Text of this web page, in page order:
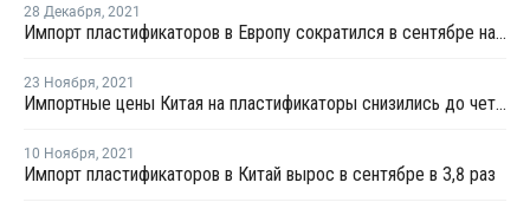
28 Декабря, 2021
Импорт пластификаторов в Европу сократился в сентябре на 33,1% – Евростат
23 Ноября, 2021
Импортные цены Китая на пластификаторы снизились до четырехмесячного минимума
10 Ноября, 2021
Импорт пластификаторов в Китай вырос в сентябре в 3,8 раз